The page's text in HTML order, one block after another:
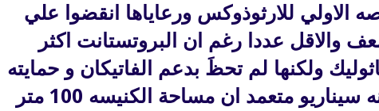
الاولي للارثوذوكس ورعاياها انقضوا علي
والاقل عددا رغم ان البروتستانت اكثر
ولكنها لم تحظَ بدعم الفاتيكان و حمايته
!ومما يؤكد انه سيناريو متعمد ان مساحة الكنيسه 100 متر